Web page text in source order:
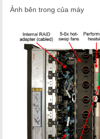
Ảnh bên trong của máy